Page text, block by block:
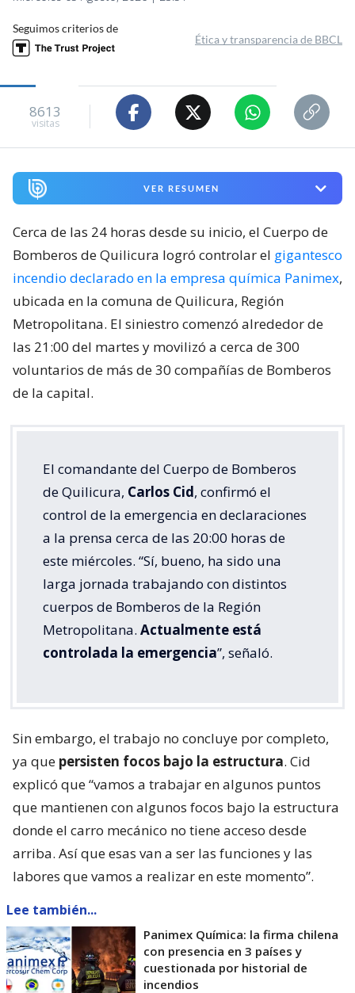
Seguimos criterios de
Ética y transparencia de BBCL
8613
visitas
VER RESUMEN
Cerca de las 24 horas desde su inicio, el Cuerpo de
Bomberos de Quilicura logró controlar el gigantesco
incendio declarado en la empresa química Panimex,
ubicada en la comuna de Quilicura, Región
Metropolitana. El siniestro comenzó alrededor de
las 21:00 del martes y movilizó a cerca de 300
voluntarios de más de 30 compañías de Bomberos
de la capital.
El comandante del Cuerpo de Bomberos
de Quilicura, Carlos Cid, confirmó el
control de la emergencia en declaraciones
a la prensa cerca de las 20:00 horas de
este miércoles. “Sí, bueno, ha sido una
larga jornada trabajando con distintos
cuerpos de Bomberos de la Región
Metropolitana. Actualmente está
controlada la emergencia”, señaló.
Sin embargo, el trabajo no concluye por completo,
ya que persisten focos bajo la estructura. Cid
explicó que “vamos a trabajar en algunos puntos
que mantienen con algunos focos bajo la estructura
donde el carro mecánico no tiene acceso desde
arriba. Así que esas van a ser las funciones y las
labores que vamos a realizar en este momento”.
Lee también...
Panimex Química: la firma chilena
con presencia en 3 países y
cuestionada por historial de
incendios